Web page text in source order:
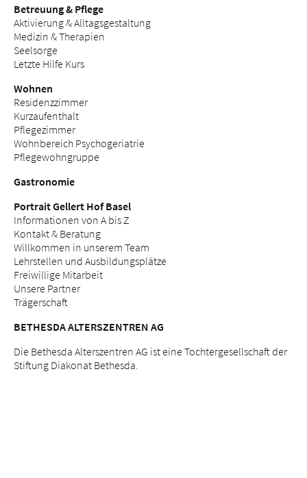
Betreuung & Pflege
Aktivierung & Alltagsgestaltung
Medizin & Therapien
Seelsorge
Letzte Hilfe Kurs
Wohnen
Residenzzimmer
Kurzaufenthalt
Pflegezimmer
Wohnbereich Psychogeriatrie
Pflegewohngruppe
Gastronomie
Portrait Gellert Hof Basel
Informationen von A bis Z
Kontakt & Beratung
Willkommen in unserem Team
Lehrstellen und Ausbildungsplätze
Freiwillige Mitarbeit
Unsere Partner
Trägerschaft
BETHESDA ALTERSZENTREN AG
Die Bethesda Alterszentren AG ist eine Tochtergesellschaft der
Stiftung Diakonat Bethesda.